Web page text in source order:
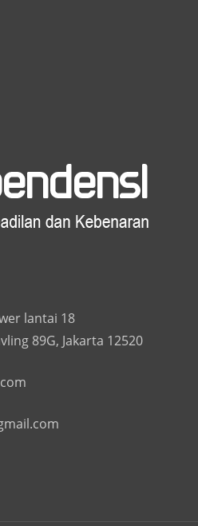
lantai 18
89G, Jakarta 12520